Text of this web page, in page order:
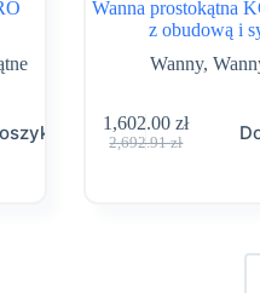
Wanna prostokątna
z obudową i
Wanny,
2,692.91zł
Pierwotna
1,602.00zł
Aktualna